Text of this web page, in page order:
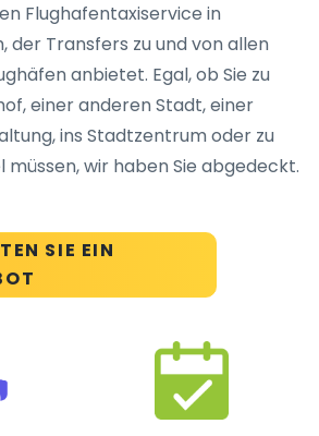
SIE EIN
Flughafentaxiservice in
der Transfers zu und von allen
anbietet. Egal, ob Sie zu
einer anderen Stadt, einer
ins Stadtzentrum oder zu
müssen, wir haben Sie abgedeckt.